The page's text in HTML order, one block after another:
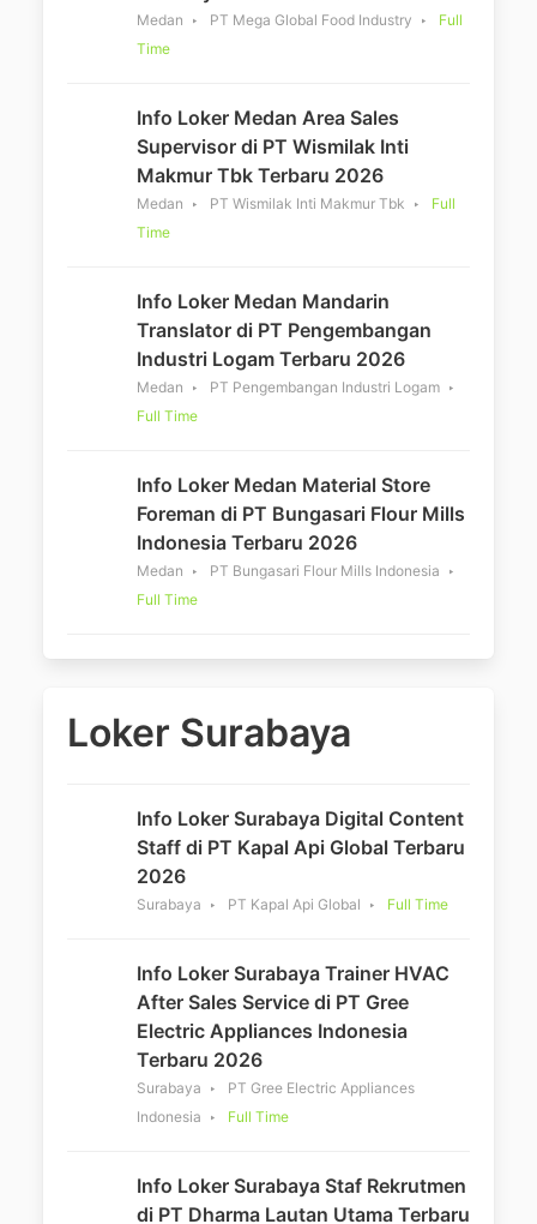
Medan PT Mega Global Food Industry
Full
Time
Info Loker Medan Area Sales
Supervisor di PT Wismilak Inti
Makmur Tbk Terbaru 2026
Medan PT Wismilak Inti Makmur Tbk
Full
Time
Info Loker Medan Mandarin
Translator di PT Pengembangan
Industri Logam Terbaru 2026
Medan
PT Pengembangan Industri Logam
Full Time
Info Loker Medan Material Store
Foreman di PT Bungasari Flour Mills
Indonesia Terbaru 2026
Medan
PT Bungasari Flour Mills Indonesia
Full Time
Loker Surabaya
Info Loker Surabaya Digital Content
Staff di PT Kapal Api Global Terbaru
2026
Surabaya PT Kapal Api Global Full Time
Info Loker Surabaya Trainer HVAC
After Sales Service di PT Gree
Electric Appliances Indonesia
Terbaru 2026
Surabaya
PT Gree Electric Appliances
Indonesia
Full Time
Info Loker Surabaya Staf Rekrutmen
di PT Dharma Lautan Utama Terbaru